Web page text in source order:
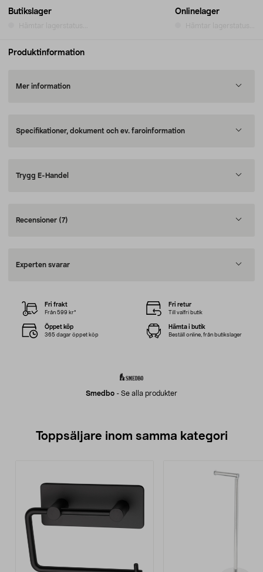
Butikslager Onlinelager
Produktinformation
Mer information
Specifikationer, dokument och ev. faroinformation
Trygg E-Handel
Recensioner (7)
Experten svarar
Smedbo - Se alla produkter
Fri frakt
Från 599 kr*
Fri retur
Till valfri butik
Öppet köp
365 dagar öppet köp
Hämta i butik
Beställ online, från butikslager
Toppsäljare inom samma kategori